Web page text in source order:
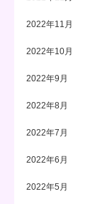
2022年11月
2022年10月
2022年9月
2022年8月
2022年7月
2022年6月
2022年5月